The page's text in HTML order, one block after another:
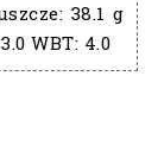
38.1 g
3.0 WBT: 4.0